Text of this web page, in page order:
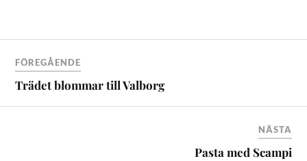
FÖREGÅENDE
Trädet blommar till Valborg
NÄSTA
Pasta med Scampi